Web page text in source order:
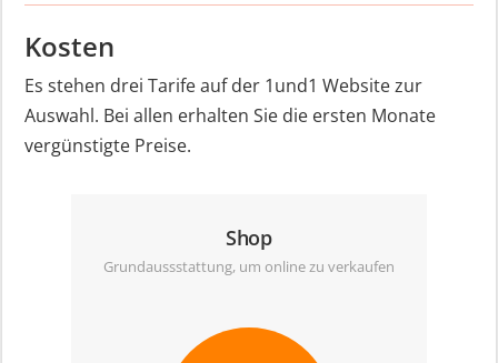
Kosten
Es stehen drei Tarife auf der 1und1 Website zur
Auswahl. Bei allen erhalten Sie die ersten Monate
vergünstigte Preise.
Shop
Grundaussstattung, um online zu verkaufen